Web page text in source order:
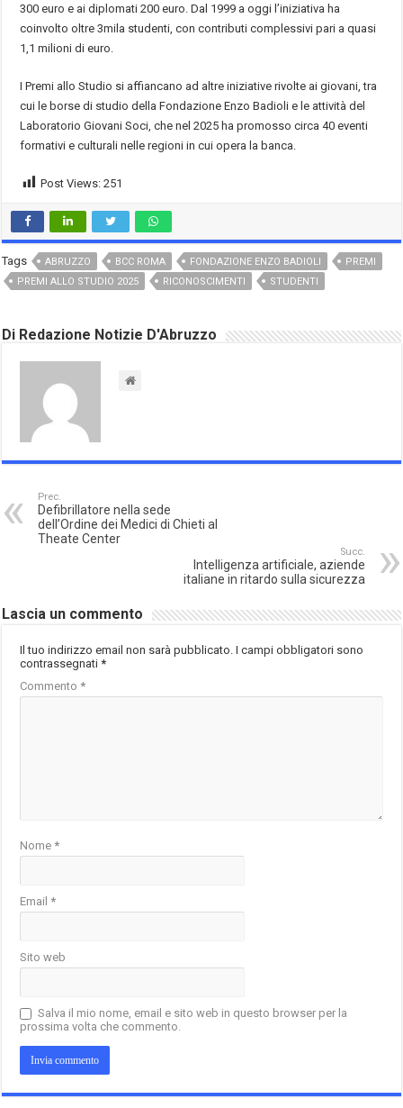
300 euro e ai diplomati 200 euro. Dal 1999 a oggi l’iniziativa ha
coinvolto oltre 3mila studenti, con contributi complessivi pari a quasi
1,1 milioni di euro.
I Premi allo Studio si affiancano ad altre iniziative rivolte ai giovani, tra
cui le borse di studio della Fondazione Enzo Badioli e le attività del
Laboratorio Giovani Soci, che nel 2025 ha promosso circa 40 eventi
formativi e culturali nelle regioni in cui opera la banca.
Post Views: 251
Tags ABRUZZO BCC ROMA FONDAZIONE ENZO BADIOLI
PREMI
PREMI ALLO STUDIO 2025
RICONOSCIMENTI STUDENTI
Di Redazione Notizie D'Abruzzo
Prec.
Defibrillatore nella sede
dell’Ordine dei Medici di Chieti al
Theate Center
Succ.
Intelligenza artificiale, aziende
italiane in ritardo sulla sicurezza
Lascia un commento
Il tuo indirizzo email non sarà pubblicato. I campi obbligatori sono
contrassegnati*
Commento*
Nome*
Email*
Sito web
Salva il mio nome, email e sito web in questo browser per la
prossima volta che commento.